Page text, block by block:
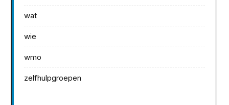
wat
wie
wmo
zelfhulpgroepen